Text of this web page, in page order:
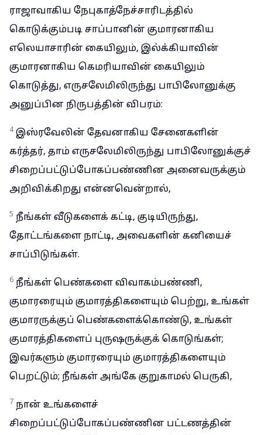
ராஜாவாகிய நேபுகாத்நேச்சாரிடத்தில்
கொடுக்கும்படி சாப்பானின் குமாரனாகிய
எலெயாசாரின் கையிலும், இல்க்கியாவின்
குமாரனாகிய கெமரியாவின் கையிலும்
கொடுத்து, எருசலேமிலிருந்து பாபிலோனுக்கு
அனுப்பின நிருபத்தின் விபரம்:
4 இஸ்ரவேலின் தேவனாகிய சேனைகளின்
கர்த்தர், தாம் எருசலேமிலிருந்து பாபிலோனுக்குச்
சிறைப்பட்டுப்போகப்பண்ணின அனைவருக்கும்
அறிவிக்கிறது என்னவென்றால்,
5 நீங்கள் வீடுகளைக் கட்டி, குடியிருந்து,
தோட்டங்களை நாட்டி, அவைகளின் கனியைச்
சாப்பிடுங்கள்.
6 நீங்கள் பெண்களை விவாகம்பண்ணி,
குமாரரையும் குமாரத்திகளையும் பெற்று, உங்கள்
குமாரருக்குப் பெண்களைக்கொண்டு, உங்கள்
குமாரத்திகளைப் புருஷருக்குக் கொடுங்கள்;
இவர்களும் குமாரரையும் குமாரத்திகளையும்
பெறட்டும்; நீங்கள் அங்கே குறுகாமல் பெருகி,
7 நான் உங்களைச்
சிறைப்பட்டுப்போகப்பண்ணின பட்டணத்தின்